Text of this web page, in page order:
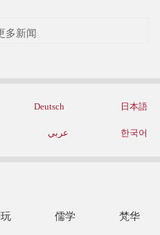
多新闻
Deutsch 日本語
عربي 한국어
儒学 梵华